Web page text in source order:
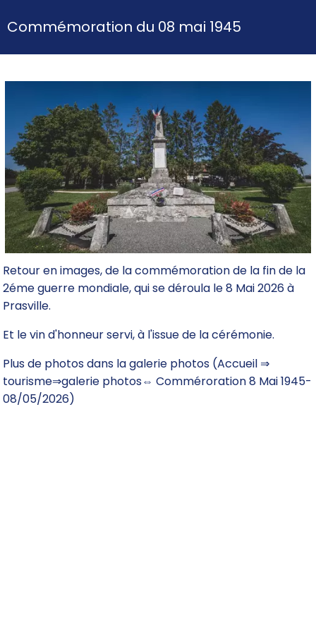
Commémoration du 08 mai 1945
Retour en images, de la commémoration de la fin de la
2éme guerre mondiale, qui se déroula le 8 Mai 2026 à
Prasville.
Et le vin d'honneur servi, à l'issue de la cérémonie.
Plus de photos dans la galerie photos (Accueil ⇒
tourisme⇒galerie photos⇔ Comméroration 8 Mai 1945-
08/05/2026)